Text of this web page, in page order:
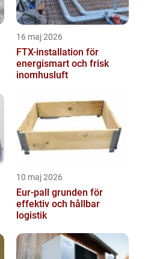
16 maj 2026
FTX-installation för
energismart och frisk
inomhusluft
10 maj 2026
Eur-pall grunden för
effektiv och hållbar
logistik